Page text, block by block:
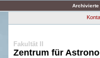
Archivierte
Fakultät II
Zentrum für